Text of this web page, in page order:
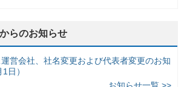
らのお知らせ
営会社、社名変更および代表者変更のお知
日）
お知らせ一覧 >>